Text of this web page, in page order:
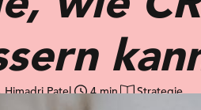
Himadri Patel 4 min Strategie